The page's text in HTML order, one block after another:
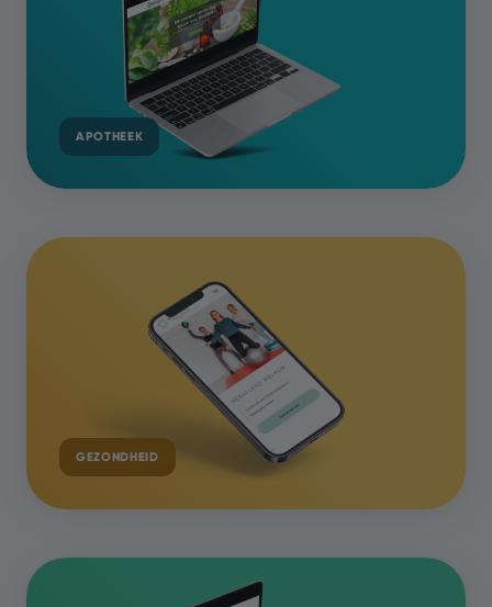
APOTHEEK
GEZONDHEID